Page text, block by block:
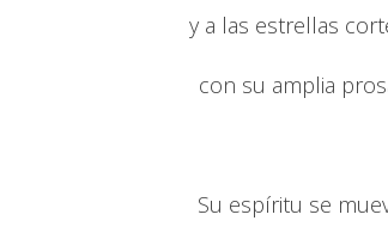
y a las estrellas
con su amplia
Su espíritu se